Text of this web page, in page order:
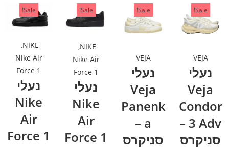
Sale!
VEJA
נעלי
Veja
Condor
3 Adv –
סניקרס
Sale!
VEJA
נעלי
Veja
Panenk
a –
סניקרס
Sale!
NIKE
,
Nike Air
Force 1
נעלי
Nike
Air
Force 1
Sale!
NIKE
,
Nike Air
Force 1
נעלי
Nike
Air
Force 1